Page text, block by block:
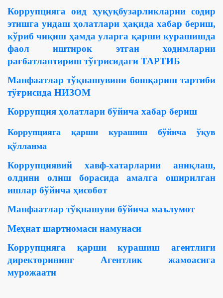
Коррупцияга оид ҳуқуқбузарликларни содир
этишга ундаш ҳолатлари ҳақида хабар бериш,
кўриб чиқиш ҳамда уларга қарши курашишда
фаол иштирок этган ходимларни
рағбатлантириш тўғрисидаги ТАРТИБ
Манфаатлар тўқнашувини бошқариш тартиби
тўғрисида НИЗОМ
Коррупция ҳолатлари бўйича хабар бериш
Коррупцияга қарши курашиш бўйича ўқув
қўлланма
Коррупциявий хавф-хатарларни аниқлаш,
олдини олиш борасида амалга оширилган
ишлар бўйича ҳисобот
Манфаатлар тўқнашуви бўйича маълумот
Меҳнат шартномаси намунаси
Коррупцияга қарши курашиш агентлиги
директорининг Агентлик жамоасига
мурожаати